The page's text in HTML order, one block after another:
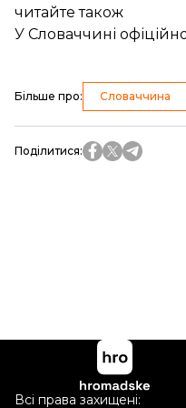
читайте також
У Словаччині
Більше про: Словаччина
Поділитися:
Всі права захищені: